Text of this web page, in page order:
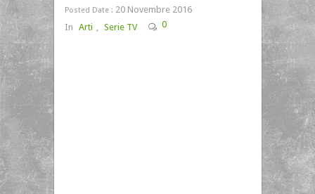
Posted Date : 20 Novembre 2016
In Arti , Serie TV 0